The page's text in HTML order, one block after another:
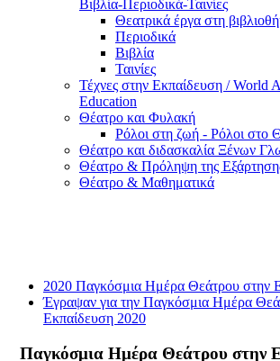
Βιβλία-Περιοδικά-Ταινίες
Θεατρικά έργα στη
Περιοδικά
Βιβλία
Ταινίες
Τέχνες στην Εκπαίδευση / World
Education
Θέατρο και Φυλακή
Ρόλοι στη ζωή - Ρόλοι στο
Θέατρο και διδασκαλία Ξένων
Θέατρο & Πρόληψη της
Θέατρο & Μαθηματικά
2020 Παγκόσμια Ημέρα Θεάτρου στην
Έγραψαν για την Παγκόσμια Ημέρα
Εκπαίδευση 2020
Παγκόσμια Ημέρα Θεάτρου στην